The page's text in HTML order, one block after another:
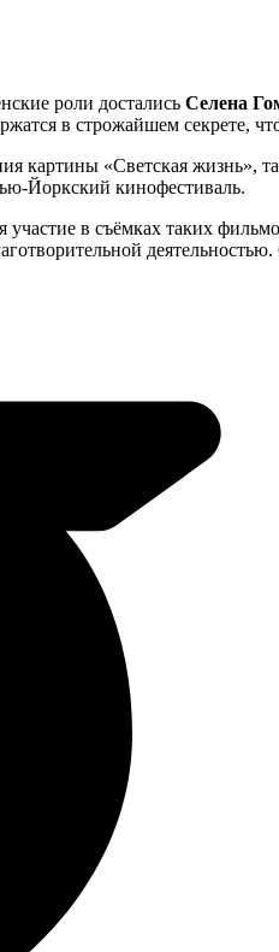
роли достались Селена
в строжайшем секрете,
картины «Светская жизнь»,
Йоркский кинофестиваль.
участие в съёмках таких